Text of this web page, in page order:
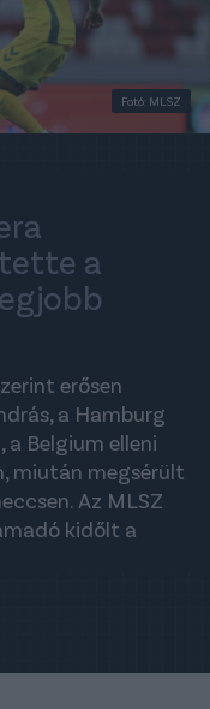
Fotó: MLSZ
a
erősen
a Hamburg
Belgium elleni
miután megsérült
Az MLSZ
kidőlt a